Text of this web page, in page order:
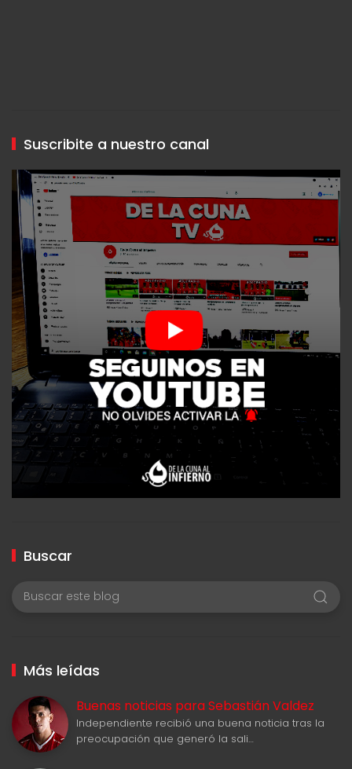
Suscribite a nuestro canal
Buscar
Más leídas
Buenas noticias para Sebastián Valdez
Independiente recibió una buena noticia tras la
preocupación que generó la sali…